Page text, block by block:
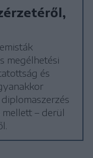
megélhetési
és
– derül